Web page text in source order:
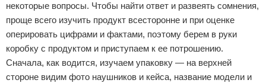
некоторые вопросы. Чтобы найти ответ и развеять сомнения,
проще всего изучить продукт всесторонне и при оценке
оперировать цифрами и фактами, поэтому берем в руки
коробку с продуктом и приступаем к ее потрошению.
Сначала, как водится, изучаем упаковку — на верхней
стороне видим фото наушников и кейса, название модели и